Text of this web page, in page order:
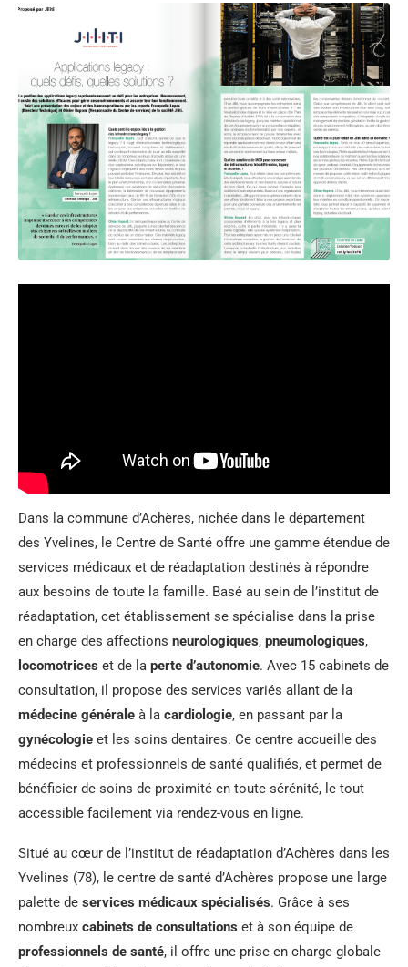
Dans la commune d’Achères, nichée dans le département
des Yvelines, le Centre de Santé offre une gamme étendue de
services médicaux et de réadaptation destinés à répondre
aux besoins de toute la famille. Basé au sein de l’institut de
réadaptation, cet établissement se spécialise dans la prise
en charge des affections neurologiques, pneumologiques,
locomotrices et de la perte d’autonomie. Avec 15 cabinets de
consultation, il propose des services variés allant de la
médecine générale à la cardiologie, en passant par la
gynécologie et les soins dentaires. Ce centre accueille des
médecins et professionnels de santé qualifiés, et permet de
bénéficier de soins de proximité en toute sérénité, le tout
accessible facilement via rendez-vous en ligne.
Situé au cœur de l’institut de réadaptation d’Achères dans les
Yvelines (78), le centre de santé d’Achères propose une large
palette de services médicaux spécialisés. Grâce à ses
nombreux cabinets de consultations et à son équipe de
professionnels de santé, il offre une prise en charge globale